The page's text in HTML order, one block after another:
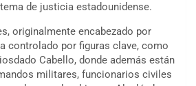
de justicia estadounidense.
originalmente encabezado por
controlado por figuras clave, como
Cabello, donde además están
militares, funcionarios civiles